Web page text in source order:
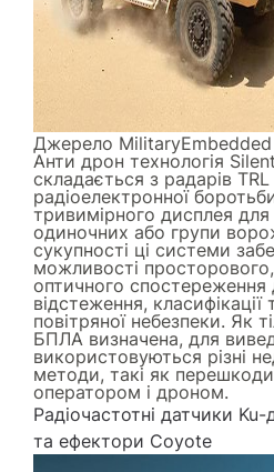
Джерело MilitaryEmbedded
Анти дрон технологія
складається з радарів
радіоелектронної
тривимірного дисплея
одиночних або групи
сукупності ці системи
можливості
оптичного спостереження
відстеження, класифікації
повітряної небезпеки. Як
БПЛА визначена, для
використовуються різні
методи, такі як
оператором і дроном.
Радіочастотні датчики Ku-
та ефектори Coyote